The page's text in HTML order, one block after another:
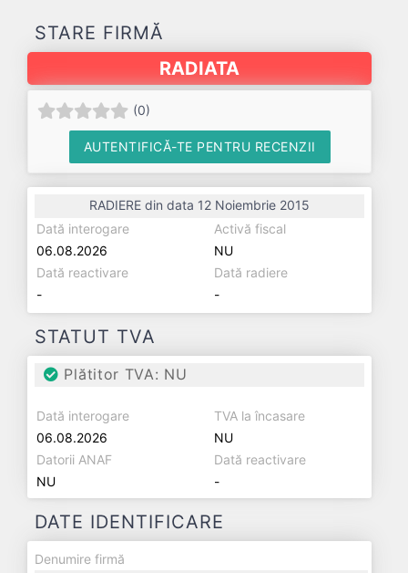
STARE FIRMĂ
RADIATA
(0)
AUTENTIFICĂ-TE PENTRU RECENZII
RADIERE din data 12 Noiembrie 2015
Dată interogare
06.08.2026
Activă fiscal
NU
Dată reactivare
-
Dată radiere
-
STATUT TVA
Plătitor TVA: NU
Dată interogare
06.08.2026
TVA la încasare
NU
Datorii ANAF
NU
Dată reactivare
-
DATE IDENTIFICARE
Denumire firmă